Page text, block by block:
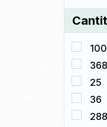
100
368
25
36
288